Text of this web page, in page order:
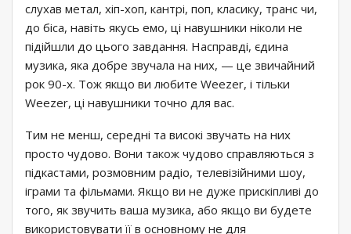
слухав метал, хіп-хоп, кантрі, поп, класику, транс чи,
до біса, навіть якусь емо, ці навушники ніколи не
підійшли до цього завдання. Насправді, єдина
музика, яка добре звучала на них, — це звичайний
рок 90-х. Тож якщо ви любите Weezer, і тільки
Weezer, ці навушники точно для вас.
Тим не менш, середні та високі звучать на них
просто чудово. Вони також чудово справляються з
підкастами, розмовним радіо, телевізійними шоу,
іграми та фільмами. Якщо ви не дуже прискіпливі до
того, як звучить ваша музика, або якщо ви будете
використовувати її в основному не для